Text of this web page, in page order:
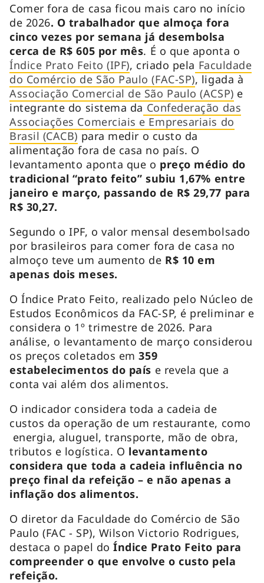
Comer fora de casa ficou mais caro no início
de 2026. O trabalhador que almoça fora
cinco vezes por semana já desembolsa
cerca de R$ 605 por mês. É o que aponta o
Índice Prato Feito (IPF), criado pela Faculdade
do Comércio de São Paulo (FAC-SP), ligada à
Associação Comercial de São Paulo (ACSP) e
integrante do sistema da Confederação das
Associações Comerciais e Empresariais do
Brasil (CACB) para medir o custo da
alimentação fora de casa no país. O
levantamento aponta que o preço médio do
tradicional “prato feito” subiu 1,67% entre
janeiro e março, passando de R$ 29,77 para
R$ 30,27.
Segundo o IPF, o valor mensal desembolsado
por brasileiros para comer fora de casa no
almoço teve um aumento de R$ 10 em
apenas dois meses.
O Índice Prato Feito, realizado pelo Núcleo de
Estudos Econômicos da FAC-SP, é preliminar e
considera o 1º trimestre de 2026. Para
análise, o levantamento de março considerou
os preços coletados em359
estabelecimentos do país e revela que a
conta vai além dos alimentos.
O indicador considera toda a cadeia de
custos da operação de um restaurante, como
energia, aluguel, transporte, mão de obra,
tributos e logística. O levantamento
considera que toda a cadeia influência no
preço final da refeição – e não apenas a
inflação dos alimentos.
O diretor da Faculdade do Comércio de São
Paulo (FAC - SP), Wilson Victorio Rodrigues,
destaca o papel do Índice Prato Feito para
compreender o que envolve o custo pela
refeição.